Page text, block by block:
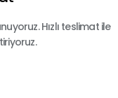
Hızlı teslimat ile